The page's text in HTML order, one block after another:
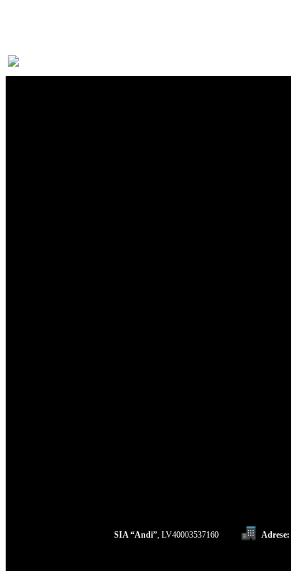
SIA “Andi”, LV40003537160 Adrese: